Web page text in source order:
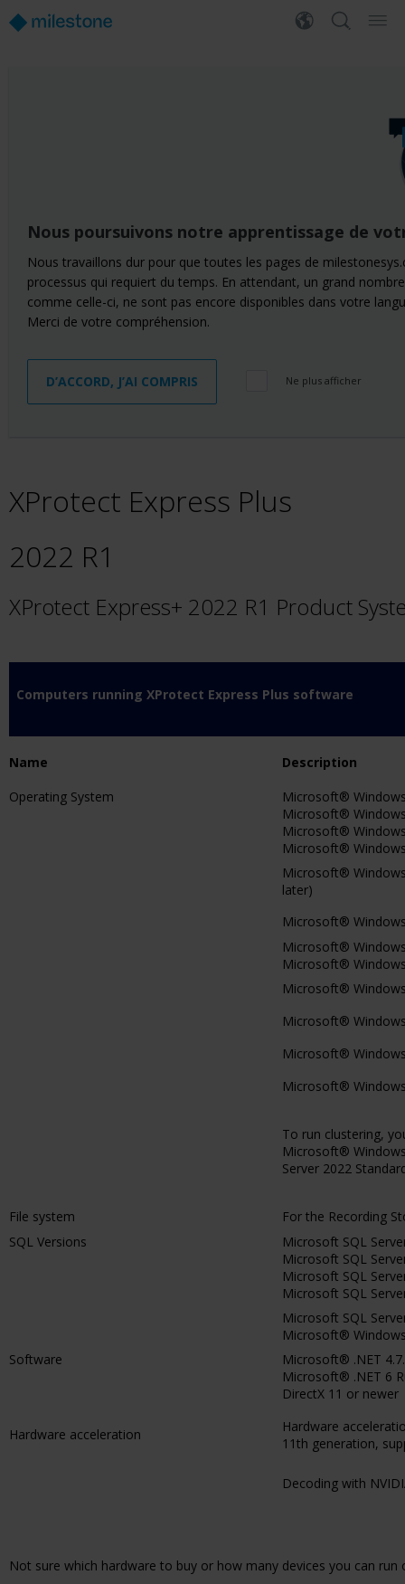
Nous poursuivons notre apprentissage de
Nous travaillons dur pour que toutes les pages de
processus qui requiert du temps. En attendant, un grand
comme celle-ci, ne sont pas encore disponibles dans votre
Merci de votre compréhension.
D’ACCORD, J’AI COMPRIS Ne plus afficher
XProtect Express Plus
2022 R1
XProtect Express+ 2022 R1 Product
Computers running XProtect Express Plus software
Name
Description
Operating System
Microsoft®
Microsoft®
Microsoft®
Microsoft®
Microsoft®
later)
Microsoft®
Microsoft®
Microsoft®
Microsoft®
Microsoft®
Microsoft®
Microsoft®
To run clustering,
Microsoft®
Server 2022
File system
For the Recording
SQL Versions
Microsoft SQL
Microsoft SQL
Microsoft SQL
Microsoft SQL
Microsoft SQL
Microsoft®
Software
Microsoft® .NET
Microsoft® .NET 6
DirectX 11 or newer
Hardware acceleration
Hardware
11th generation,
Decoding with
Not sure which hardware to buy or how many devices you can run